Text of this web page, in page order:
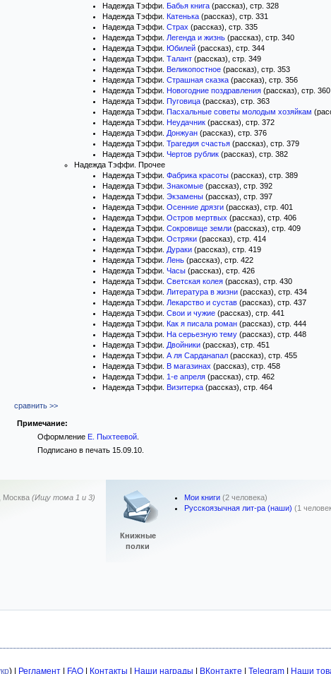
Надежда Тэффи. Бабья книга (рассказ), стр. 328
Надежда Тэффи. Катенька (рассказ), стр. 331
Надежда Тэффи. Страх (рассказ), стр. 335
Надежда Тэффи. Легенда и жизнь (рассказ), стр. 340
Надежда Тэффи. Юбилей (рассказ), стр. 344
Надежда Тэффи. Талант (рассказ), стр. 349
Надежда Тэффи. Великопостное (рассказ), стр. 353
Надежда Тэффи. Страшная сказка (рассказ), стр. 356
Надежда Тэффи. Новогодние поздравления (рассказ), стр. 360
Надежда Тэффи. Пуговица (рассказ), стр. 363
Надежда Тэффи. Пасхальные советы молодым хозяйкам
Надежда Тэффи. Неудачник (рассказ), стр. 372
Надежда Тэффи. Донжуан (рассказ), стр. 376
Надежда Тэффи. Трагедия счастья (рассказ), стр. 379
Надежда Тэффи. Чертов рублик (рассказ), стр. 382
Надежда Тэффи. Прочее
Надежда Тэффи. Фабрика красоты (рассказ), стр. 389
Надежда Тэффи. Знакомые (рассказ), стр. 392
Надежда Тэффи. Экзамены (рассказ), стр. 397
Надежда Тэффи. Осенние дрязги (рассказ), стр. 401
Надежда Тэффи. Остров мертвых (рассказ), стр. 406
Надежда Тэффи. Сокровище земли (рассказ), стр. 409
Надежда Тэффи. Остряки (рассказ), стр. 414
Надежда Тэффи. Дураки (рассказ), стр. 419
Надежда Тэффи. Лень (рассказ), стр. 422
Надежда Тэффи. Часы (рассказ), стр. 426
Надежда Тэффи. Светская колея (рассказ), стр. 430
Надежда Тэффи. Литература в жизни (рассказ), стр. 434
Надежда Тэффи. Лекарство и сустав (рассказ), стр. 437
Надежда Тэффи. Свои и чужие (рассказ), стр. 441
Надежда Тэффи. Как я писала роман (рассказ), стр. 444
Надежда Тэффи. На серьезную тему (рассказ), стр. 448
Надежда Тэффи. Двойники (рассказ), стр. 451
Надежда Тэффи. А ля Сарданапал (рассказ), стр. 455
Надежда Тэффи. В магазинах (рассказ), стр. 458
Надежда Тэффи. 1-е апреля (рассказ), стр. 462
Надежда Тэффи. Визитерка (рассказ), стр. 464
сравнить >>
Примечание:
Оформление Е. Пыхтеевой.
Подписано в печать 15.09.10.
Москва (Ищу тома 1 и 3)
Книжные
полки
Мои книги (2 человека)
Русскоязычная лит-ра (наши) (1
) | Регламент FAQ Контакты Наши награды ВКонтакте Telegram Наши